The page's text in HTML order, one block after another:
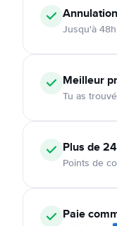
Annulation
Jusqu'à
Meilleur
Tu as
Plus de
Points de
Paie